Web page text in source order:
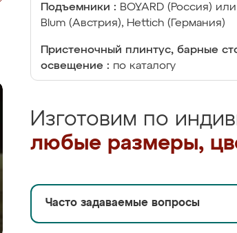
Подъемники : BOYARD (Россия)
Blum (Австрия), Hettich (Германия)
Пристеночный плинтус, барные
освещение : по каталогу
Изготовим по
любые размеры,
Часто задаваемые вопросы